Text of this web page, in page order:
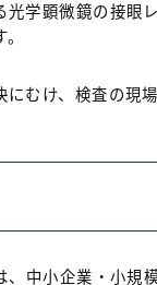
光学顕微鏡の接眼
むけ、検査の現
、中小企業・小